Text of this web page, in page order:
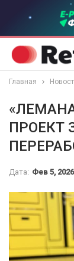
Главная
ПРОЕКТ
Дата: Фев 5, 2026